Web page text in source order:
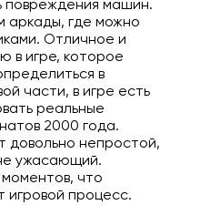
повреждения машин.
аркады, где можно
Отличное и
в игре, которое
в
части, в игре есть
реальные
2000 года.
довольно непростой,
ужасающий.
что
игровой процесс.